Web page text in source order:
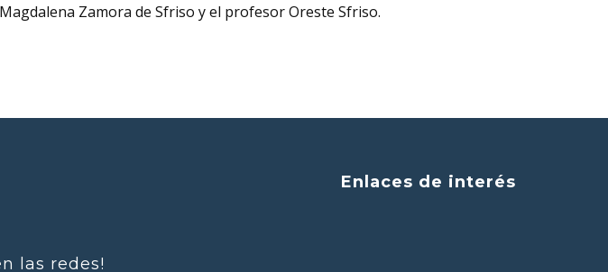
Zamora de Sfriso y el profesor Oreste Sfriso.
las redes!
Enlaces de interés